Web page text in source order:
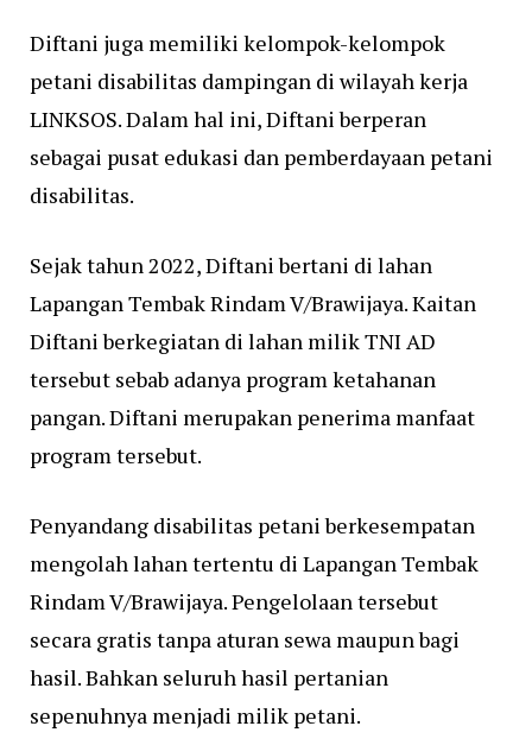
Diftani juga memiliki kelompok-kelompok
petani disabilitas dampingan di wilayah kerja
LINKSOS. Dalam hal ini, Diftani berperan
sebagai pusat edukasi dan pemberdayaan petani
disabilitas.
Sejak tahun 2022, Diftani bertani di lahan
Lapangan Tembak Rindam V/Brawijaya. Kaitan
Diftani berkegiatan di lahan milik TNI AD
tersebut sebab adanya program ketahanan
pangan. Diftani merupakan penerima manfaat
program tersebut.
Penyandang disabilitas petani berkesempatan
mengolah lahan tertentu di Lapangan Tembak
Rindam V/Brawijaya. Pengelolaan tersebut
secara gratis tanpa aturan sewa maupun bagi
hasil. Bahkan seluruh hasil pertanian
sepenuhnya menjadi milik petani.